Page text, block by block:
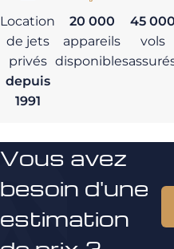
Location
de jets
privés
depuis
1991
20 000
appareils
disponibles
45 000
vols
Vous avez
besoin d'une
estimation